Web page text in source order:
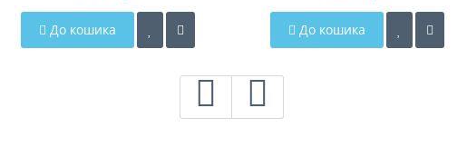
До кошика До кошика